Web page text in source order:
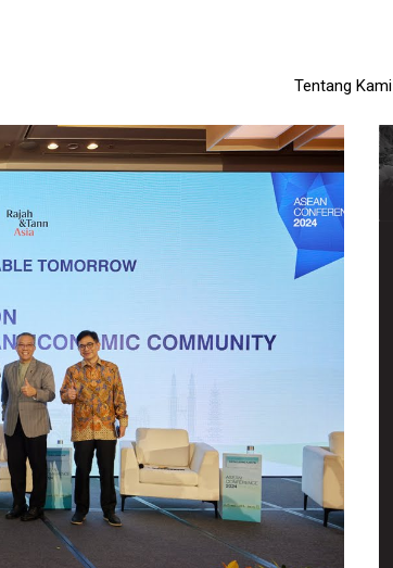
Tentang Kami